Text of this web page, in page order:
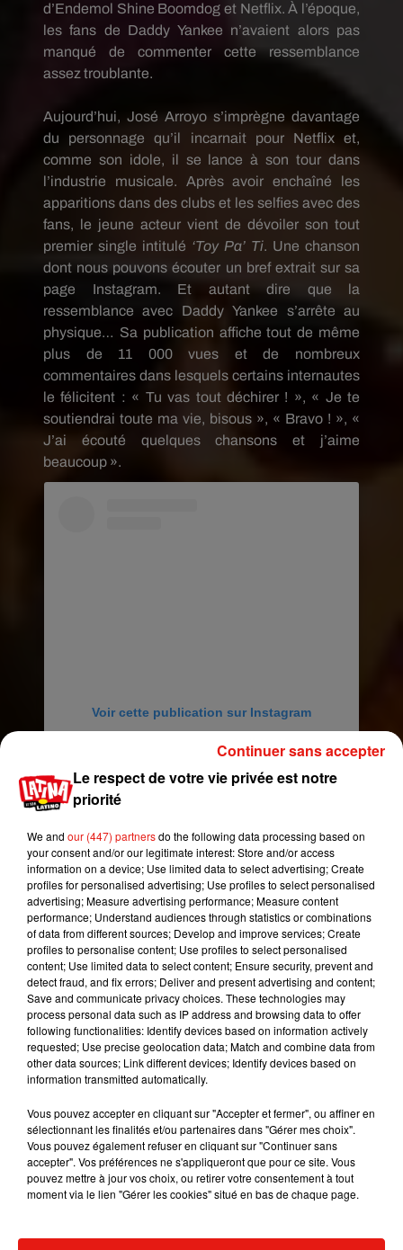
d’Endemol Shine Boomdog et Netflix. À l’époque,
les fans de Daddy Yankee n’avaient alors pas
manqué de commenter cette ressemblance
assez troublante.
Aujourd’hui, José Arroyo s’imprègne davantage
du personnage qu’il incarnait pour
Netflix et,
comme son idole, il se lance à son tour dans
l’industrie musicale.
Après avoir enchaîné les
apparitions dans des clubs et les selfies avec des
fans, le jeune acteur vient de dévoiler son tout
premier single intitulé ‘Toy Pa’ Ti. Une chanson
dont nous pouvons écouter un bref extrait sur sa
page
Instagram.
Et autant dire que la
ressemblance avec
Daddy Yankee s’arrête au
physique… Sa publication affiche tout de même
plus de 11 000 vues et de nombreux
commentaires dans lesquels certains internautes
le félicitent : « Tu vas tout déchirer ! », « Je te
soutiendrai toute ma vie, bisous », « Bravo ! », «
J’ai écouté quelques chansons et j’aime
beaucoup ».
Voir cette publication sur Instagram
toy-pa-ti-prod-savy/ Mi gente pa los que me han
preguntau por temas ahi el link de un tema
viejito Pa ty pero nuevo pa otros lol
�x}� music Dlbendigaaa (bambinos voice)
@jeen.fitness �x� sigan ami amiga
entrenadora profesional y modelo �xÈx�
@miguelosky_ @sienmusic @elganadortv
@nickyjam_russia @nickyjam_mundial
@nickyjampr @daddyyankee @djplayero
@warnermusiclat @daddyyankee @darkielgram
@joserocaofficial @gilluis.perez
@essinedaponte @univision @zuletram
@essinedaponte @noticiastelemundo
@warnermusiclat @mayragoni
@mas.diversiones.peru
Une publication partagée parDI€L "El Dominate De Estilos"
Le vrai Daddy Yankee
n’a semble-t-il pas encore
entendu le premier single de son sosie. Il faut dire
que la star du reggaeton est déjà bien occupée à
succès Despacito en 2017, il a marqué l’année
Le respect de votre vie privée est notre
priorité
We and our (447) partnersdo the following data processing based on
your consent and/or our legitimate interest: Store and/or access
information on a device; Use limited data to select advertising; Create
profiles for personalised advertising; Use profiles to select personalised
advertising; Measure advertising performance; Measure content
performance; Understand audiences through statistics or combinations
of data from different sources; Develop and improve services; Create
profiles to personalise content; Use profiles to select personalised
content; Use limited data to select content; Ensure security, prevent and
detect fraud, and fix errors; Deliver and present advertising and content;
Save and communicate privacy choices. These technologies may
process personal data such as IP address and browsing data to offer
following functionalities: Identify devices based on information actively
requested; Use precise geolocation data; Match and combine data from
other data sources; Link different devices; Identify devices based on
information transmitted automatically.
Vous pouvez accepter en cliquant sur "Accepter et fermer", ou affiner en
sélectionnant les finalités et/ou partenaires dans "Gérer mes choix".
Vous pouvez également refuser en cliquant sur "Continuer sans
accepter". Vos préférences ne s'appliqueront que pour ce site. Vous
pouvez mettre à jour vos choix, ou retirer votre consentement à tout
moment via le lien "Gérer les cookies" situé en bas de chaque page.
Continuer sans accepter